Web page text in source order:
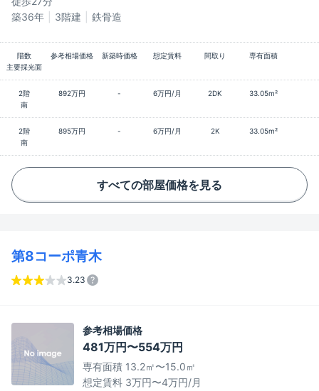
築36年
3階建 鉄骨造
階数 参考相場価格 新築時価格 想定賃料 間取り
専有面積
主要採光面
2階 892万円 - 6万円/月 2DK
33.05m²
南
2階 895万円 - 6万円/月 2K
33.05m²
南
すべての部屋価格を見る
第8コーポ青木
3.23
参考相場価格
481万円〜554万円
専有面積 13.2㎡〜15.0㎡
想定賃料 3万円〜4万円/月